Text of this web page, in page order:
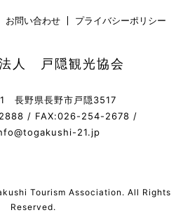
お問い合わせ プライバシーポリシー
人 戸隠観光協会
長野県長野市戸隠3517
/ FAX:026-254-2678 /
21.jp
Tourism Association. All Rights
Reserved.